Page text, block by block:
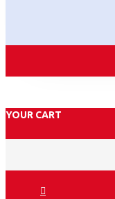
YOUR CART